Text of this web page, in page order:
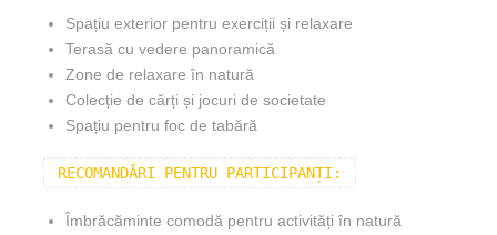
Spațiu exterior pentru exerciții și relaxare
Terasă cu vedere panoramică
Zone de relaxare în natură
Colecție de cărți și jocuri de societate
Spațiu pentru foc de tabără
RECOMANDĂRI PENTRU PARTICIPANȚI:
Îmbrăcăminte comodă pentru activități în natură